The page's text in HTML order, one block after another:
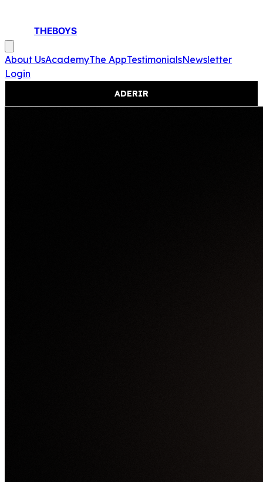
THEBOYS
About UsAcademyThe AppTestimonialsNewsletter
Login
ADERIR